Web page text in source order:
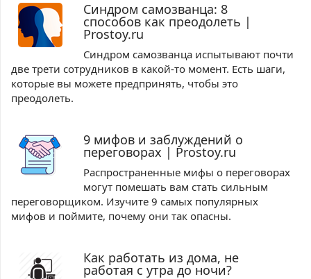
Синдром самозванца: 8
способов как преодолеть |
Prostoy.ru
Синдром самозванца испытывают почти
две трети сотрудников в какой-то момент. Есть шаги,
которые вы можете предпринять, чтобы это
преодолеть.
9 мифов и заблуждений о
переговорах | Prostoy.ru
Распространенные мифы о переговорах
могут помешать вам стать сильным
переговорщиком. Изучите 9 самых популярных
мифов и поймите, почему они так опасны.
Как работать из дома, не
работая с утра до ночи?